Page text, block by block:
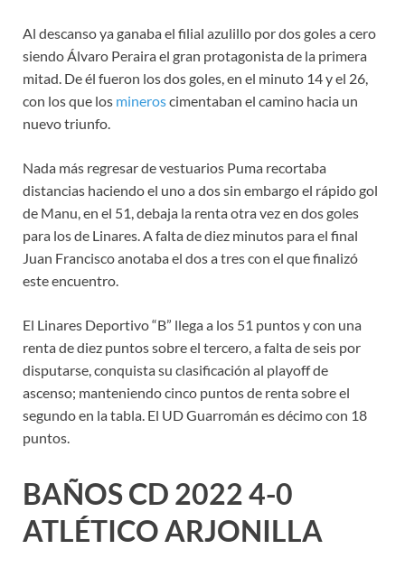
Al descanso ya ganaba el filial azulillo por dos goles a cero
siendo Álvaro Peraira el gran protagonista de la primera
mitad. De él fueron los dos goles, en el minuto 14 y el 26,
con los que los mineroscimentaban el camino hacia un
nuevo triunfo.
Nada más regresar de vestuarios Puma recortaba
distancias haciendo el uno a dos sin embargo el rápido gol
de Manu, en el 51, debaja la renta otra vez en dos goles
para los de Linares. A falta de diez minutos para el final
Juan Francisco anotaba el dos a tres con el que finalizó
este encuentro.
El Linares Deportivo “B” llega a los 51 puntos y con una
renta de diez puntos sobre el tercero, a falta de seis por
disputarse, conquista su clasificación al playoff de
ascenso; manteniendo cinco puntos de renta sobre el
segundo en la tabla. El UD Guarromán es décimo con 18
puntos.
BAÑOS CD 2022 4-0
ATLÉTICO ARJONILLA